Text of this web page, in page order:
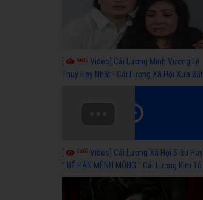
6688 Video] Cải Lương Minh Vương Lệ
Thuỷ Hay Nhất - Cải Lương Xã Hội Xưa Bất
5462 Video] Cải Lương Xã Hội Siêu Hay
" BỂ HẬN MÊNH MÔNG " Cải Lương Kim Tử
Long, Thanh Ngân Hay Nhất